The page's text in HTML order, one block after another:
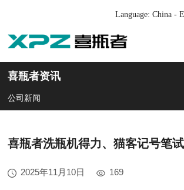
Language: China -
喜瓶者资讯
公司新闻
喜瓶者洗瓶机得力、猫客记号笔
2025年11月10日 169